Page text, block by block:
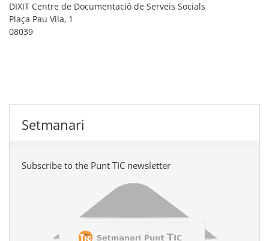
DIXIT Centre de Documentació de Serveis Socials
Plaça Pau Vila, 1
08039
Setmanari
Subscribe to the Punt TIC newsletter